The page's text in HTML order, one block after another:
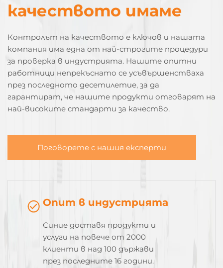
качеството имаме
Контролът на качеството е ключов и нашата
компания има една от най-строгите процедури
за проверка в индустрията. Нашите опитни
работници непрекъснато се усъвършенстваха
през последното десетилетие, за да
гарантират, че нашите продукти отговарят на
най-високите стандарти за качество.
Поговорете с нашия експерти
Опит в индустрията
Синие доставя продукти и
услуги на повече от 2000
клиенти в над 100 държави
през последните 16 години.